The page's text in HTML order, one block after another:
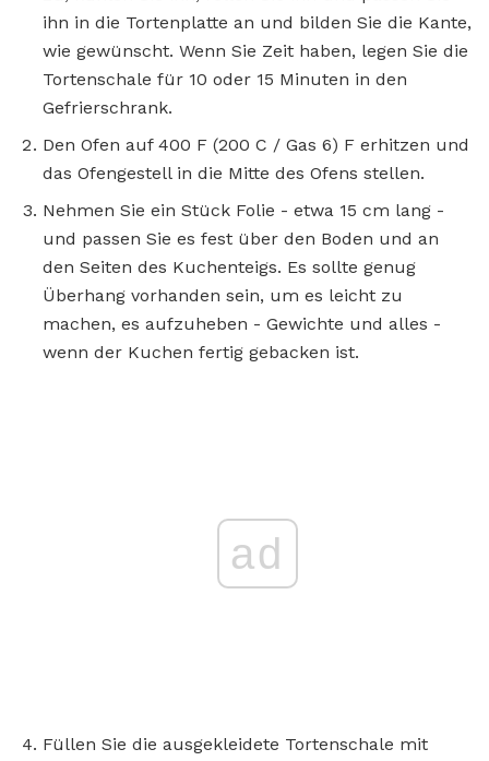
ihn in die Tortenplatte an und bilden Sie die Kante,
wie gewünscht. Wenn Sie Zeit haben, legen Sie die
Tortenschale für 10 oder 15 Minuten in den
Gefrierschrank.
Den Ofen auf 400 F (200 C / Gas 6) F erhitzen und
das Ofengestell in die Mitte des Ofens stellen.
Nehmen Sie ein Stück Folie - etwa 15 cm lang -
und passen Sie es fest über den Boden und an
den Seiten des Kuchenteigs. Es sollte genug
Überhang vorhanden sein, um es leicht zu
machen, es aufzuheben - Gewichte und alles -
wenn der Kuchen fertig gebacken ist.
ad
Füllen Sie die ausgekleidete Tortenschale mit